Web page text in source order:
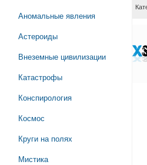
Аномальные явления
Астероиды
Внеземные цивилизации
Катастрофы
Конспирология
Космос
Круги на полях
Мистика